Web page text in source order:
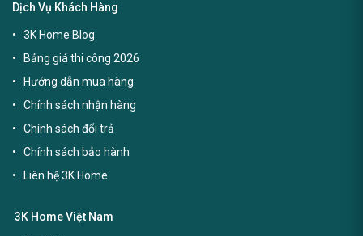
Dịch Vụ Khách Hàng
3K Home Blog
Bảng giá thi công 2026
Hướng dẫn mua hàng
Chính sách nhận hàng
Chính sách đổi trả
Chính sách bảo hành
Liên hệ 3K Home
3K Home Việt Nam